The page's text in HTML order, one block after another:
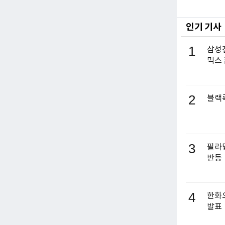
인기 기사
1
삼성
믹스
2 블랙
3
필라
반등
4
한화
발표